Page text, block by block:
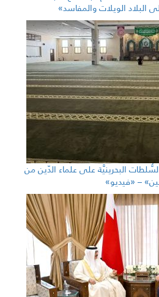
الويلات والمفاسد»
البحرينيَّة على علماء الدّين من
«فيديو»